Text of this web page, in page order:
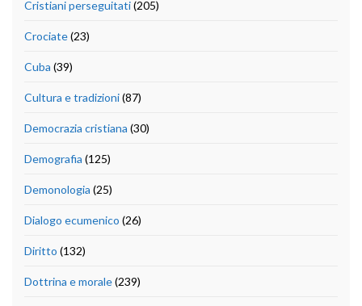
Cristiani perseguitati(205)
Crociate(23)
Cuba (39)
Cultura e tradizioni(87)
Democrazia cristiana (30)
Demografia (125)
Demonologia (25)
Dialogo ecumenico (26)
Diritto (132)
Dottrina e morale(239)